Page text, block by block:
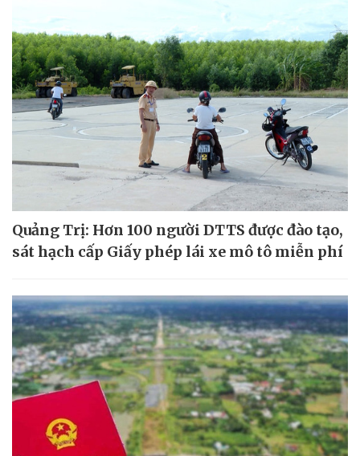
Quảng Trị: Hơn 100 người DTTS được đào tạo,
sát hạch cấp Giấy phép lái xe mô tô miễn phí